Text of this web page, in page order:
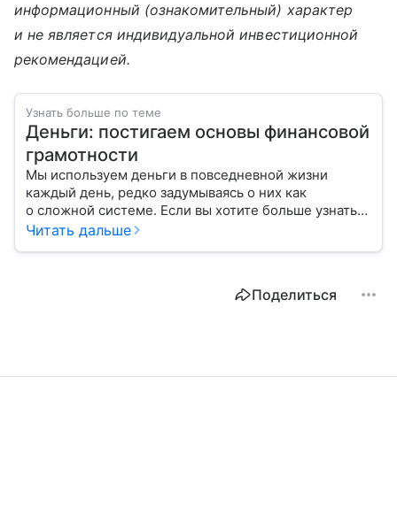
информационный (ознакомительный) характер
и не является индивидуальной инвестиционной
рекомендацией.
Узнать больше по теме
Деньги: постигаем основы финансовой
грамотности
Мы используем деньги в повседневной жизни
каждый день, редко задумываясь о них как
о сложной системе. Если вы хотите больше узнать
об этом финансовом инструменте и его функциях,
Читать дальше
Поделиться